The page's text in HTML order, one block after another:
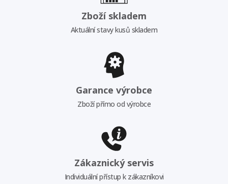
Zboží skladem
Aktuální stavy kusů skladem
Garance výrobce
Zboží přímo od výrobce
Zákaznický servis
Individuální přístup k zákazníkovi